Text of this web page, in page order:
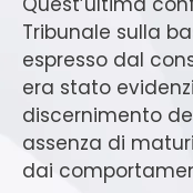
Tribunale sulla
espresso dal
era stato
discernimento
assenza di
dai